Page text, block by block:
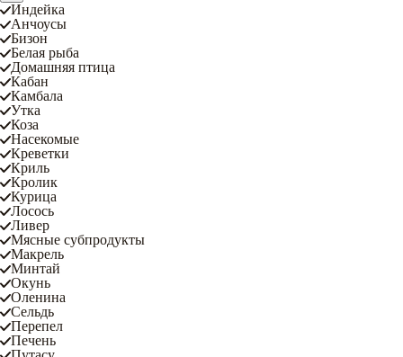
Индейка
Анчоусы
Бизон
Белая рыба
Домашняя птица
Кабан
Камбала
Утка
Коза
Насекомые
Креветки
Криль
Кролик
Курица
Лосось
Ливер
Мясные субпродукты
Макрель
Минтай
Окунь
Оленина
Сельдь
Перепел
Печень